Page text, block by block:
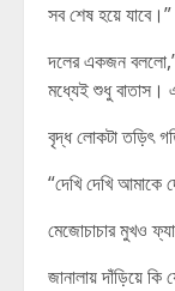
সব শেষ হয়ে যাবে।”
দলের একজন
মধ্যেই শুধু বাতাস।
বৃদ্ধ লোকটা তড়িৎ
“দেখি দেখি আমাকে
মেজোচাচার মুখও
জানালায় দাঁড়িয়ে